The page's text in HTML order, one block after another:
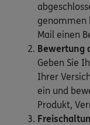
genommen
Mail einen
Bewertung
Geben Sie
Ihrer
ein und
Produkt,